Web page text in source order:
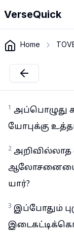
VerseQuick
Home
1 அப்பொழுது
யோபுக்கு
2
ஆலோசனையை
யார்?
3 இப்போதும்